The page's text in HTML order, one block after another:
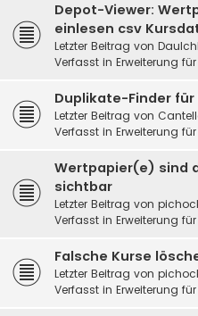
Depot-Viewer:
einlesen csv
Letzter Beitrag von
Verfasst in Erweiterung
Duplikate-Finder für
Letzter Beitrag von
Verfasst in Erweiterung
Wertpapier(e) sind
sichtbar
Letzter Beitrag von
Verfasst in Erweiterung
Falsche Kurse
Letzter Beitrag von
Verfasst in Erweiterung